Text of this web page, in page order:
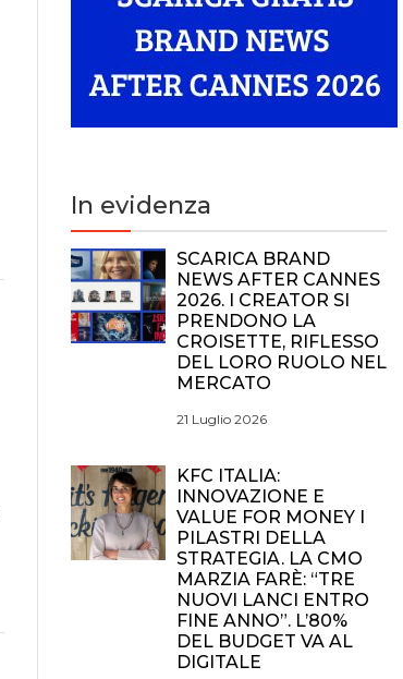
In evidenza
SCARICA BRAND
NEWS AFTER CANNES
2026. I CREATOR SI
PRENDONO LA
CROISETTE, RIFLESSO
DEL LORO RUOLO NEL
MERCATO
21 Luglio 2026
KFC ITALIA:
INNOVAZIONE E
VALUE FOR MONEY I
PILASTRI DELLA
STRATEGIA. LA CMO
MARZIA FARÈ: “TRE
NUOVI LANCI ENTRO
FINE ANNO”. L’80%
DEL BUDGET VA AL
DIGITALE